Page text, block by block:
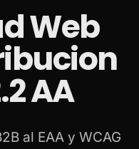
Web
AA
al EAA y WCAG